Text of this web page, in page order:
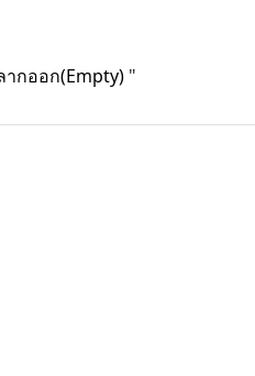
ากออก(Empty) "